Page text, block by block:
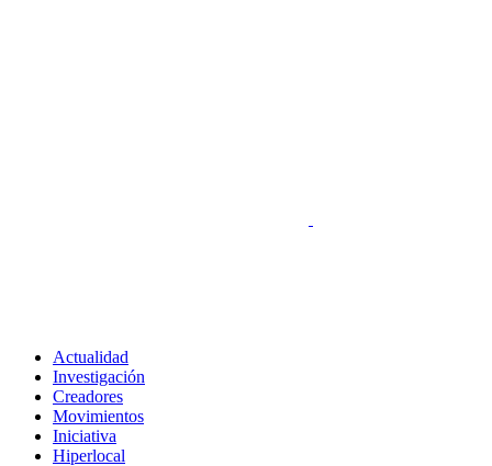
Actualidad
Investigación
Creadores
Movimientos
Iniciativa
Hiperlocal